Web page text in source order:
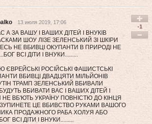
13 июля 2019, 17:06
А ЗА ВАШУ І ВАШИХ ДІТЕЙ І ВНУКІВ
ШОУ ЛІЗЕ ЗЕЛЕНСЬКИЙ ЗІ ШКІРИ
НЕ ВБИВЦІ ОКУПАНТИ В ПРИРОДІ НЕ
ВСІ ДІТИ І ВНУКИ.........
ЄВРЕЙСЬКІ РОСІЙСЬКІ ФАШИСТСЬКІ
ВБИВЦІ ДВАДЦЯТИ МІЛЬЙОНІВ
ТРАМП ЗЕЛЕНСЬКИЙ ВБИВАЛИ
ВБИВАТИ ВАС І ВАШИХ ДІТЕЙ І
НЕ ВБ'ЮТЬ УКРАЇНУ ПОВНІСТЮ ДО КІНЦЯ
ЦЕ ВБИВСТВО РУКАМИ ВАШОГО
ПРОДАЖНОГО РАБА ХОЛУЯ АБО
ВСІ ДІТИ І ВНУКИ.........
-1